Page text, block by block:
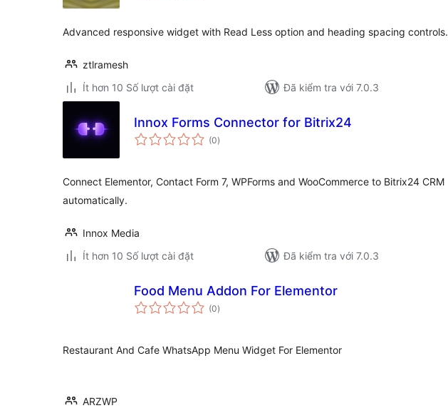
Advanced responsive widget with Read Less option and heading spacing controls.
ztlramesh
Ít hơn 10 Số lượt cài đặt
Đã kiểm tra với 7.0.3
Innox Forms Connector for Bitrix24
(0tổng
đánh
)
Connect Elementor, Contact Form 7, WPForms and WooCommerce to Bitrix24 CRM
automatically.
Innox Media
Ít hơn 10 Số lượt cài đặt
Đã kiểm tra với 7.0.3
Food Menu Addon For Elementor
(0tổng
đánh
)
Restaurant And Cafe WhatsApp Menu Widget For Elementor
ARZWP